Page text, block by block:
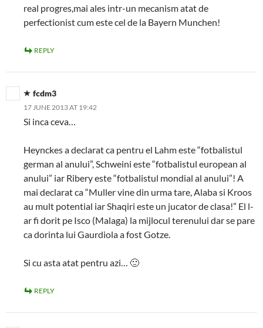
real progres,mai ales intr-un mecanism atat de
perfectionist cum este cel de la Bayern Munchen!
REPLY
fcdm3
17 JUNE 2013 AT 19:42
Si inca ceva…
Heynckes a declarat ca pentru el Lahm este “fotbalistul
german al anului”, Schweini este “fotbalistul european al
anului” iar Ribery este “fotbalistul mondial al anului”! A
mai declarat ca “Muller vine din urma tare, Alaba si Kroos
au mult potential iar Shaqiri este un jucator de clasa!” El l-
ar fi dorit pe Isco (Malaga) la mijlocul terenului dar se pare
ca dorinta lui Gaurdiola a fost Gotze.
Si cu asta atat pentru azi… 🙂
REPLY